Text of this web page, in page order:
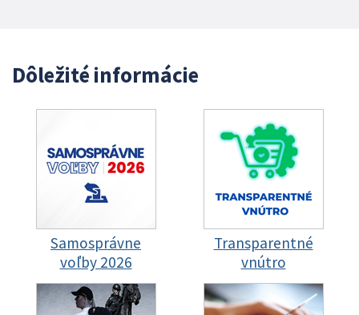
Dôležité informácie
Samosprávne
voľby 2026
Transparentné
vnútro